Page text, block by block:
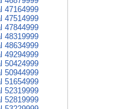
47164999
47514999
47844999
48319999
48634999
49294999
50424999
50944999
51654999
52319999
52819999